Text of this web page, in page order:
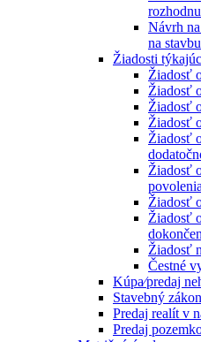
Návrh
na stavbu
Žiadosti
Žiadosť
Žiadosť
Žiadosť
Žiadosť
Žiadosť
Žiadosť
povolenia
Žiadosť
Žiadosť
Žiadosť
Čestné
Kúpa⁄predaj
Stavebný zákon
Predaj realít v
Predaj